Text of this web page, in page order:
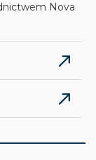
Nova